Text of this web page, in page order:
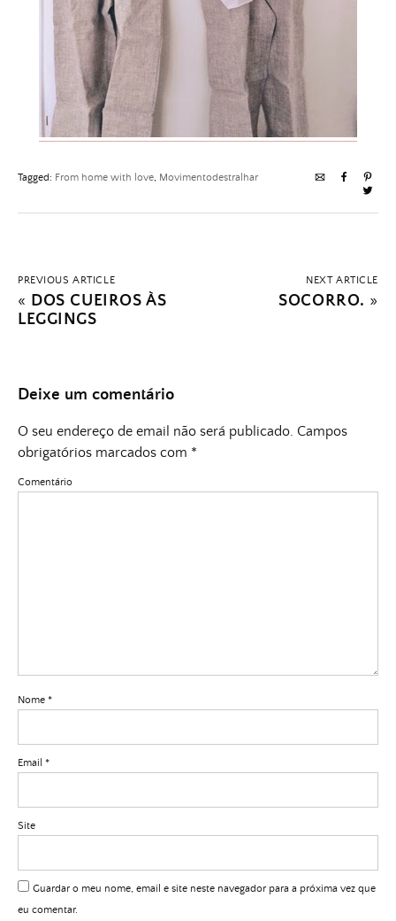
Tagged: From home with love Movimentodestralhar
PREVIOUS ARTICLE
« DOS CUEIROS ÀS
LEGGINGS
NEXT ARTICLE
SOCORRO. »
Deixe um comentário
O seu endereço de email não será publicado. Campos
obrigatórios marcados com *
Comentário
Nome *
Email *
Site
Guardar o meu nome, email e site neste navegador para a próxima vez que
eu comentar.